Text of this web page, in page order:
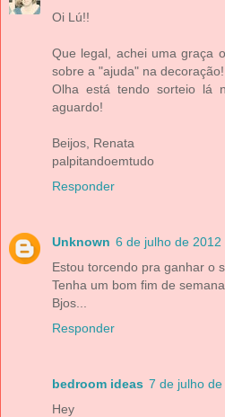
Oi Lú!!
Que legal, achei uma graça
sobre a "ajuda" na
Olha está tendo sorteio lá
aguardo!
Beijos, Renata
palpitandoemtudo
Responder
Unknown 6 de julho de 2012
Estou torcendo pra ganhar o
Tenha um bom fim de semana.
Bjos...
Responder
bedroom ideas 7 de julho
Hey